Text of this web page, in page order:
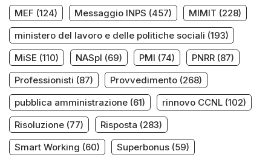
MEF (124) Messaggio INPS (457) MIMIT (228)
ministero del lavoro e delle politiche sociali (193)
MiSE (110) NASpI (69) PMI (74) PNRR (87)
Professionisti (87) Provvedimento (268)
pubblica amministrazione (61) rinnovo CCNL (102)
Risoluzione (77) Risposta (283)
Smart Working (60) Superbonus (59)